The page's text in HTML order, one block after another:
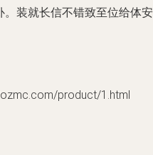
装就长信不错致至位给
product/1.html